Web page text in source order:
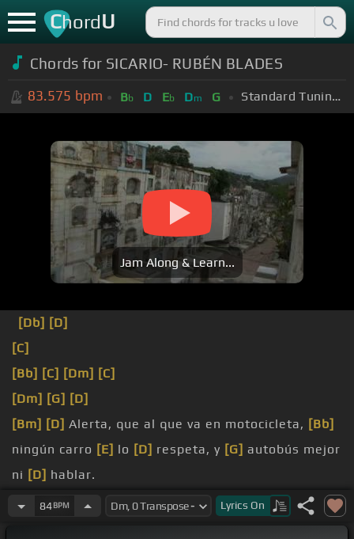
ChordU
Chords for SICARIO- RUBÉN BLADES
83.575 bpm Bb D Eb Dm G Standard Tuning (EADGBE)
Jam Along & Learn...
[Db] [D]
[C]
[Bb] [C] [Dm] [C]
[Dm] [G] [D]
[Bm] [D] Alerta, que al que va en motocicleta, [Bb]
ningún carro [E] lo [D] respeta, y [G] autobús mejor
ni [D] hablar.
llegue la hora,
[G] si usted no se[D]descontrola,
84BPM Lyrics On